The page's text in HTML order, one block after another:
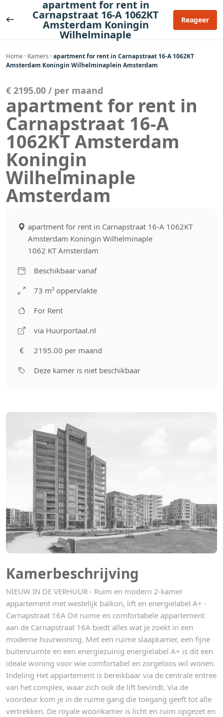
naar
apartment for rent in
Carnapstraat 16-A 1062KT
Amsterdam Koningin
Wilhelminaple
Reageer
Home · Kamers ·apartment for rent in Carnapstraat 16-A 1062KT
Amsterdam Koningin Wilhelminaplein Amsterdam
Kamerbeschrijving
NIEUW IN DE VERHUUR - Ruim en modern 2-kamer
appartement met westelijk balkon, lift en energielabel A+ -
Carnapstraat 16A Dit ruime en comfortabele appartement
aan de Carnapstraat 16A biedt alles wat je zoekt in een
moderne huurwoning. Met een ruime slaapkamer, een fijne
buitenruimte en een energiezuinig energielabel A+ is dit een
ideale woning voor wie comfortabel en zorgeloos wil wonen.
Indeling Het appartement is bereikbaar via de centrale entree
van het complex, waar zich ook de lift bevindt. Via de
voordeur kom je in de ruime gang die toegang geeft tot alle
vertrekken. De royale woonkamer is licht en ruim opgezet en
€ 2195.00 / per maand
apartment for rent in
Carnapstraat 16-A
1062KT Amsterdam
Koningin
Wilhelminaple
Amsterdam
apartment for rent in Carnapstraat 16-A 1062KT
Amsterdam Koningin Wilhelminaple
1062 KT Amsterdam
Beschikbaar vanaf
73 m² oppervlakte
For Rent
via Huurportaal.nl
2195.00 per maand
Deze kamer is niet beschikbaar